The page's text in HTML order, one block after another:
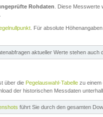
Rohdaten . Diese
. Für absolute
aktueller Werte stehen auch
über die Pegelauswahl-Tabelle zu einem
der historischen Messdaten
führt Sie durch den gesamten